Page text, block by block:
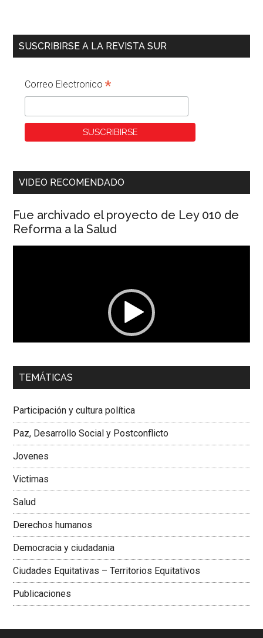
SUSCRIBIRSE A LA REVISTA SUR
Correo Electronico*
VIDEO RECOMENDADO
Fue archivado el proyecto de Ley 010 de
Reforma a la Salud
00:00 01:04
Dra. Carolina Corcho Mejía,Presidenta Corporación
Colombiana
TEMÁTICAS
Participación y cultura política
Paz, Desarrollo Social y Postconflicto
Jovenes
Victimas
Salud
Derechos humanos
Democracia y ciudadania
Ciudades Equitativas – Territorios Equitativos
Publicaciones